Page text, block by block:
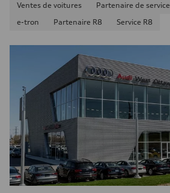
Ventes de voitures Partenaire de service
e-tron
Partenaire R8 Service R8